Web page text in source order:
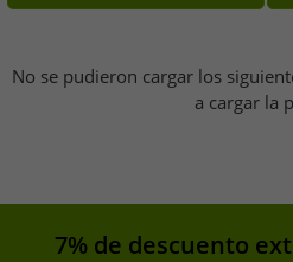
No se pudieron cargar los
a cargar la
7% de descuento